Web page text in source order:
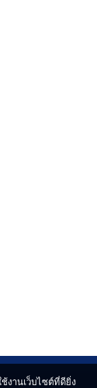
งานเว็บไซต์ที่ดียิ่ง